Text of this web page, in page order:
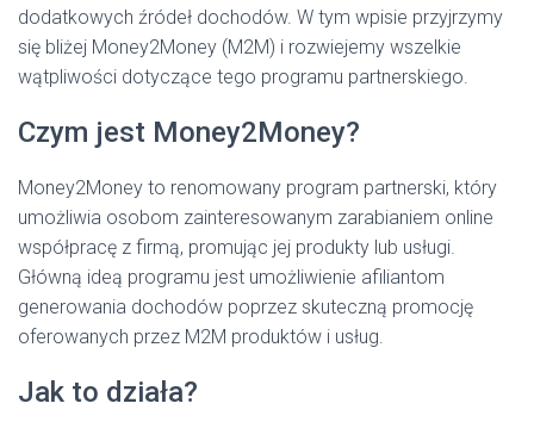
dodatkowych źródeł dochodów. W tym wpisie przyjrzymy
się bliżej Money2Money (M2M) i rozwiejemy wszelkie
wątpliwości dotyczące tego programu partnerskiego.
Czym jest Money2Money?
Money2Money to renomowany program partnerski, który
umożliwia osobom zainteresowanym zarabianiem online
współpracę z firmą, promując jej produkty lub usługi.
Główną ideą programu jest umożliwienie afiliantom
generowania dochodów poprzez skuteczną promocję
oferowanych przez M2M produktów i usług.
Jak to działa?